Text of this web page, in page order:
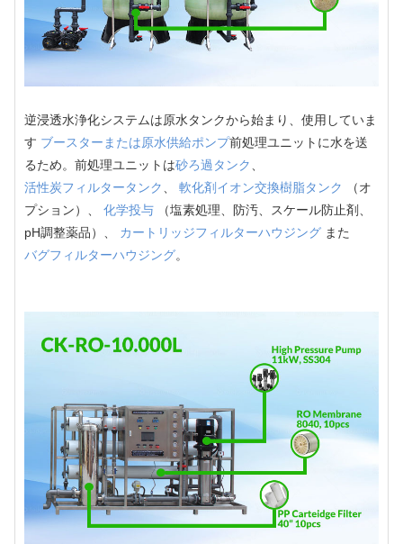
逆浸透水浄化システムは原水タンクから始まり、使用していま
す ブースターまたは原水供給ポンプ前処理ユニットに水を送
るため。前処理ユニットは砂ろ過タンク、
活性炭フィルタータンク、 軟化剤イオン交換樹脂タンク
（オ
プション）、 化学投与 （塩素処理、防汚、スケール防止剤、
pH調整薬品）、 カートリッジフィルターハウジング また
バグフィルターハウジング。